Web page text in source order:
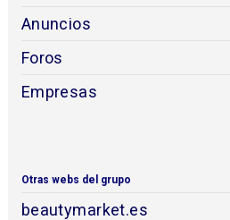
Anuncios
Foros
Empresas
Otras webs del grupo
beautymarket.es